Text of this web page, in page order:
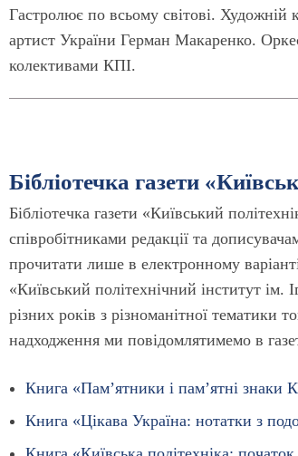
Гастролює по всьому світові.
артист України Герман Макаренко.
колективами КПІ.
Бібліотечка газети
Бібліотечка газети «Київський
співробітниками редакції та
прочитати лише в електронному
«Київський політехнічний інститут ім.
різних років з різноманітної тематики
надходження ми повідомлятимемо в
Книга «Пам’ятники і пам’ятні знаки
Книга «Цікава Україна: нотатки з